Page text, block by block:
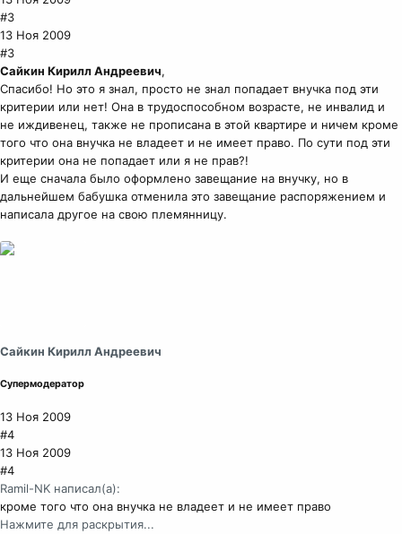
#3
13 Ноя 2009
#3
Сайкин Кирилл Андреевич,
Спасибо! Но это я знал, просто не знал попадает внучка под эти
критерии или нет! Она в трудоспособном возрасте, не инвалид и
не иждивенец, также не прописана в этой квартире и ничем кроме
того что она внучка не владеет и не имеет право. По сути под эти
критерии она не попадает или я не прав?!
И еще сначала было оформлено завещание на внучку, но в
дальнейшем бабушка отменила это завещание распоряжением и
написала другое на свою племянницу.
Сайкин Кирилл Андреевич
Супермодератор
13 Ноя 2009
#4
13 Ноя 2009
#4
Ramil-NK написал(а):
кроме того что она внучка не владеет и не имеет право
Нажмите для раскрытия...